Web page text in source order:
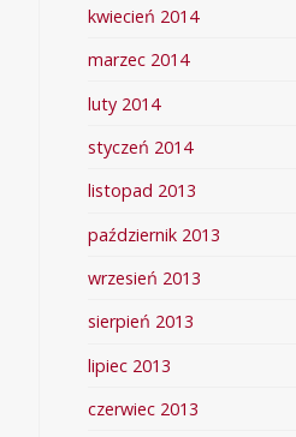
kwiecień 2014
marzec 2014
luty 2014
styczeń 2014
listopad 2013
październik 2013
wrzesień 2013
sierpień 2013
lipiec 2013
czerwiec 2013